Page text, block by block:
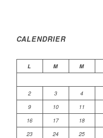
CALENDRIER
L M M
2
3 4
9
10 11
16
17 18
23
24 25